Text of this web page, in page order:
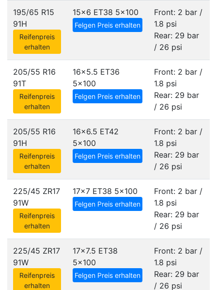
195/65 R15
91H
Reifenpreis
erhalten
15x6 ET38 5x100
Felgen Preis erhalten
Front: 2 bar /
1.8 psi
Rear: 29 bar
/ 26 psi
205/55 R16
91T
Reifenpreis
erhalten
16x5.5 ET36
5x100
Felgen Preis erhalten
Front: 2 bar /
1.8 psi
Rear: 29 bar
/ 26 psi
205/55 R16
91H
Reifenpreis
erhalten
16x6.5 ET42
5x100
Felgen Preis erhalten
Front: 2 bar /
1.8 psi
Rear: 29 bar
/ 26 psi
225/45 ZR17
91W
Reifenpreis
erhalten
17x7 ET38 5x100
Felgen Preis erhalten
Front: 2 bar /
1.8 psi
Rear: 29 bar
/ 26 psi
225/45 ZR17
91W
Reifenpreis
erhalten
17x7.5 ET38
5x100
Felgen Preis erhalten
Front: 2 bar /
1.8 psi
Rear: 29 bar
/ 26 psi